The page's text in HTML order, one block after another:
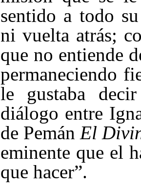
sentido a todo
ni vuelta atrás;
que no entiende
permaneciendo
le gustaba
diálogo entre
de Pemán El
eminente que el
que hacer”.